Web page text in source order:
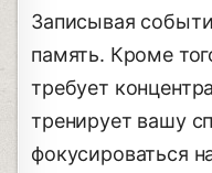
Записывая
память. Кроме
требует
тренирует вашу
фокусироваться